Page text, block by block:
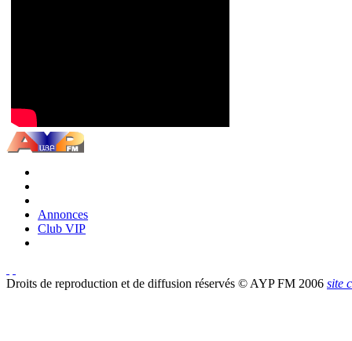
Annonces
Club VIP
Droits de reproduction et de diffusion réservés © AYP FM 2006 site